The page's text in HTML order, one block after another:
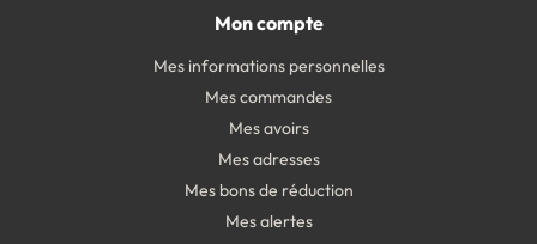
Mon compte
Mes informations personnelles
Mes commandes
Mes avoirs
Mes adresses
Mes bons de réduction
Mes alertes